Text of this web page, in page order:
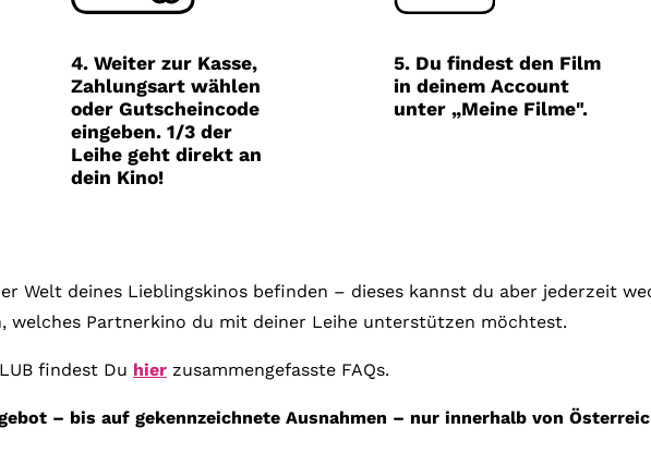
Gutscheine
& Filmpässe
Account
Suche
4. Weiter zur Kasse,
Zahlungsart wählen
oder Gutscheincode
eingeben. 1/3 der
Leihe geht direkt an
dein Kino!
5. Du findest den Film
in deinem Account
unter „Meine Filme".
Welt deines Lieblingskinos befinden – dieses kannst du aber jederzeit
welches Partnerkino du mit deiner Leihe unterstützen möchtest.
findest Du hier zusammengefasste FAQs.
– bis auf gekennzeichnete Ausnahmen – nur innerhalb von